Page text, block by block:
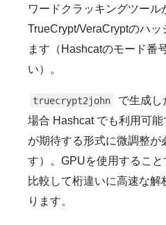
ワードクラッキングツール
TrueCrypt/VeraCryptのハ
ます（Hashcatのモード番
い）。
truecrypt2john
で生成し
場合 Hashcat でも利用可
が期待する形式に微調整が
す）。GPUを使用するこ
比較して桁違いに高速な
ります。